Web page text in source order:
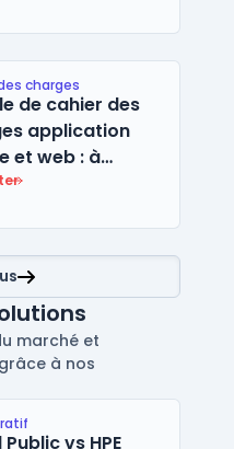
charges
de cahier des
application
et web : à
en Word
marché et
à nos
vs HPE